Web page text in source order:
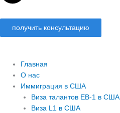
e
l
e
g
получить консультацию
Главная
О нас
Иммиграция в США
Виза талантов EB-1 в США
Виза L1 в США